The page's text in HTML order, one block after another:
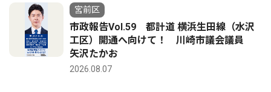
宮前区
市政報告Vol.59 都計道 横浜生田線（水沢
工区）開通へ向けて！ 川崎市議会議員
矢沢たかお
2026.08.07